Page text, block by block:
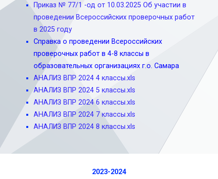
Приказ № 77/1 -од от 10.03.2025 Об участии в
проведении Всероссийских проверочных работ
в 2025 году
Справка о проведении Всероссийских
проверочных работ в 4-8 классы в
образовательных организациях г.о. Самара
АНАЛИЗ ВПР 2024 4 классы.xls
АНАЛИЗ ВПР 2024 5 классы.xls
АНАЛИЗ ВПР 2024 6 классы.xls
АНАЛИЗ ВПР 2024 7 классы.xls
АНАЛИЗ ВПР 2024 8 классы.xls
2023-2024